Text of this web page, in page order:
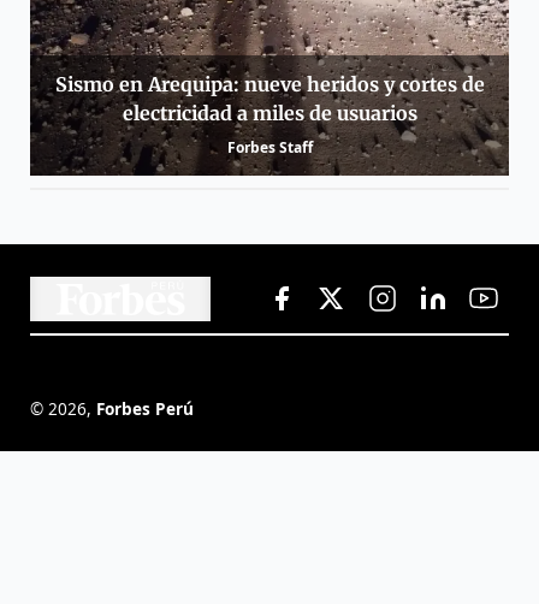
Sismo en Arequipa: nueve heridos y cortes de
electricidad a miles de usuarios
Forbes Staff
© 2026, Forbes Perú